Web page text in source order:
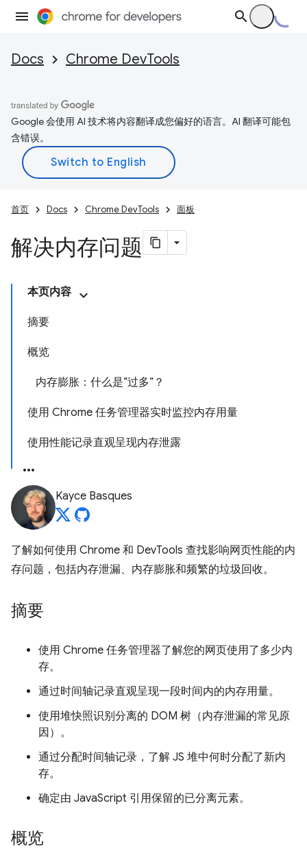
Docs Chrome DevTools
Google 会使用 AI 技术将内容翻译成您偏好的语言。AI 翻译可能包
含错误。
首页 Docs Chrome DevTools 面板
解决内存问题
本页内容
摘要
概览
内存膨胀：什么是“过多”？
使用 Chrome 任务管理器实时监控内存用量
使用性能记录直观呈现内存泄露
Kayce Basques
了解如何使用 Chrome 和 DevTools 查找影响网页性能的内
存问题，包括内存泄漏、内存膨胀和频繁的垃圾回收。
摘要
使用 Chrome 任务管理器了解您的网页使用了多少内
存。
通过时间轴记录直观呈现一段时间内的内存用量。
使用堆快照识别分离的 DOM 树（内存泄漏的常见原
因）。
通过分配时间轴记录，了解 JS 堆中何时分配了新内
存。
确定由 JavaScript 引用保留的已分离元素。
概览